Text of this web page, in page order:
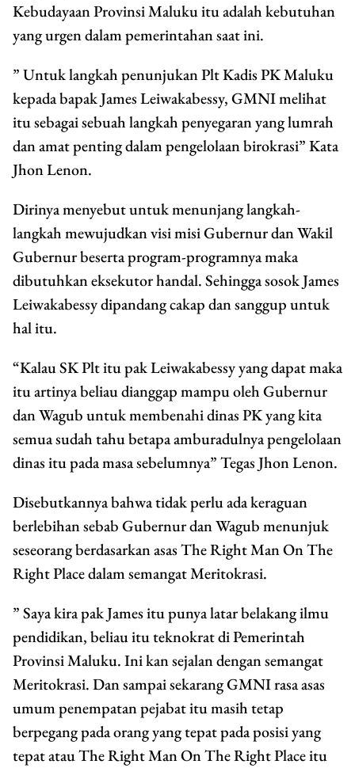
Kebudayaan Provinsi Maluku itu adalah kebutuhan
yang urgen dalam pemerintahan saat ini.
” Untuk langkah penunjukan Plt Kadis PK Maluku
kepada bapak James Leiwakabessy, GMNI melihat
itu sebagai sebuah langkah penyegaran yang lumrah
dan amat penting dalam pengelolaan birokrasi” Kata
Jhon Lenon.
Dirinya menyebut untuk menunjang langkah-
langkah mewujudkan visi misi Gubernur dan Wakil
Gubernur beserta program-programnya maka
dibutuhkan eksekutor handal. Sehingga sosok James
Leiwakabessy dipandang cakap dan sanggup untuk
hal itu.
“Kalau SK Plt itu pak Leiwakabessy yang dapat maka
itu artinya beliau dianggap mampu oleh Gubernur
dan Wagub untuk membenahi dinas PK yang kita
semua sudah tahu betapa amburadulnya pengelolaan
dinas itu pada masa sebelumnya” Tegas Jhon Lenon.
Disebutkannya bahwa tidak perlu ada keraguan
berlebihan sebab Gubernur dan Wagub menunjuk
seseorang berdasarkan asas The Right Man On The
Right Place dalam semangat Meritokrasi.
” Saya kira pak James itu punya latar belakang ilmu
pendidikan, beliau itu teknokrat di Pemerintah
Provinsi Maluku. Ini kan sejalan dengan semangat
Meritokrasi. Dan sampai sekarang GMNI rasa asas
umum penempatan pejabat itu masih tetap
berpegang pada orang yang tepat pada posisi yang
tepat atau The Right Man On The Right Place itu